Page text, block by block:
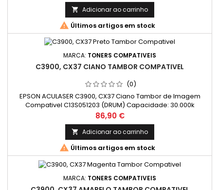
 Adicionar ao carrinho
 Últimos artigos em stock
MARCA: TONERS COMPATIVEIS
C3900, CX37 CIANO TAMBOR COMPATIVEL
(0)
EPSON ACULASER C3900, CX37 Ciano Tambor de Imagem
Compativel C13S051203 (DRUM) Capacidade: 30.000k
Preço
86,90 €
 Adicionar ao carrinho
 Últimos artigos em stock
MARCA: TONERS COMPATIVEIS